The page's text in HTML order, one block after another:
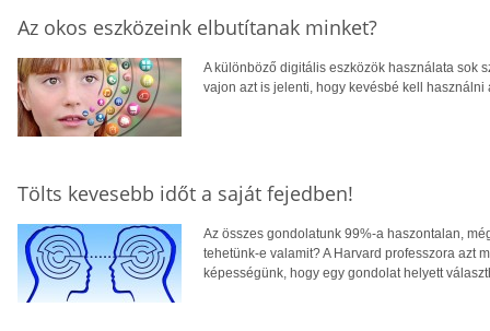
Az okos eszközeink elbutítanak minket?
A különböző digitális eszközök használata sok
vajon azt is jelenti, hogy kevésbé kell használni
Tölts kevesebb időt a saját fejedben!
Az összes gondolatunk 99%-a haszontalan,
tehetünk-e valamit? A Harvard professzora azt
képességünk, hogy egy gondolat helyett